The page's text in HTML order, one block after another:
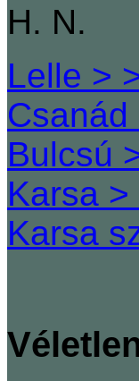
H. N.
Lelle >
Csanád
Bulcsú
Karsa >
Karsa